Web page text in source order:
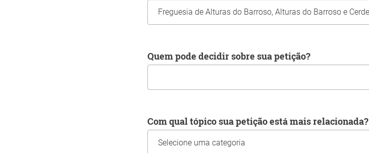
Quem pode decidir sobre sua petição?
Com qual tópico sua petição está mais relacionada?